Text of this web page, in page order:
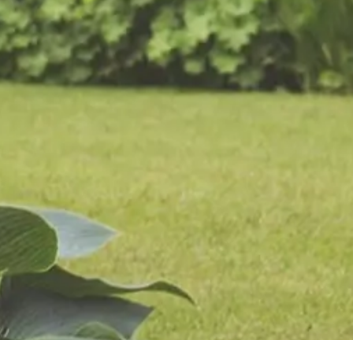
De voordelen van
tuinonderhoud door Van
Eenmalig of periodiek onderhoud op maat
Aantrekkelijke onderhoudscontracten
Jaarrond een verzorgd tuin zonder zorgen
Altijd een onderhoudsplan op maat
Diepgaande kennis van beplantingen en
tuinstijlen